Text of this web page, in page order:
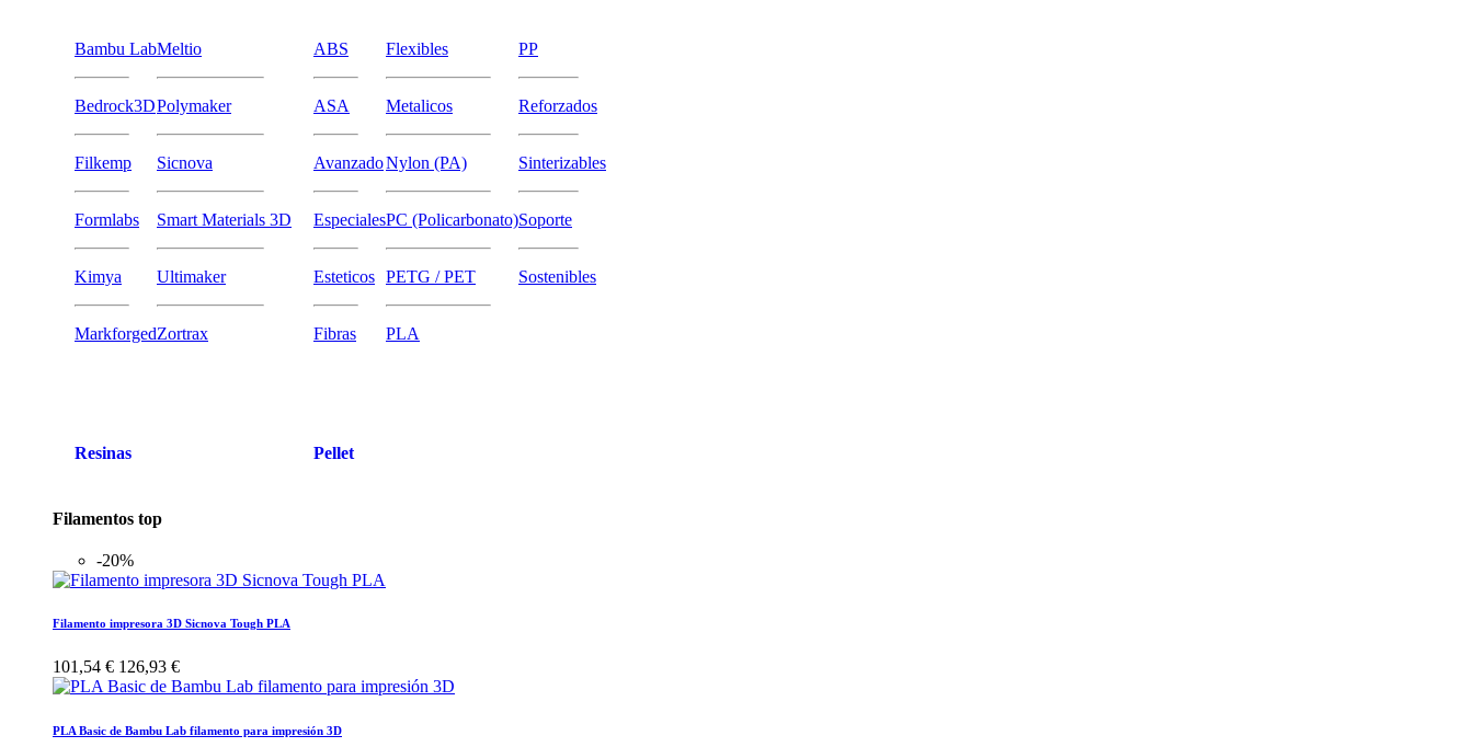
Bambu Lab
Bedrock3D
Filkemp
Formlabs
Kimya
Markforged
Meltio
Polymaker
Sicnova
Smart Materials 3D
Ultimaker
Zortrax
Resinas
ABS
ASA
Avanzado
Especiales
Esteticos
Fibras
Flexibles
Metalicos
Nylon (PA)
PC (Policarbonato)
PETG / PET
PLA
PP
Reforzados
Sinterizables
Soporte
Sostenibles
Pellet
Filamentos top
-20%
Filamento impresora 3D Sicnova Tough PLA
101,54 € 126,93 €
PLA Basic de Bambu Lab filamento para impresión 3D